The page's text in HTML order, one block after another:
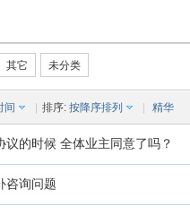
其它 未分类
间 排序: 按降序排列 精华
议的时候 全体业主同意了吗？
咨询问题